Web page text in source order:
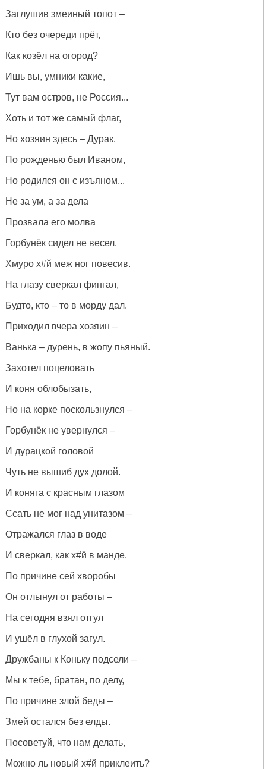
Заглушив змеиный топот –
Кто без очереди прёт,
Как козёл на огород?
Ишь вы, умники какие,
Тут вам остров, не Россия...
Хоть и тот же самый флаг,
Но хозяин здесь – Дурак.
По рожденью был Иваном,
Но родился он с изъяном...
Не за ум, а за дела
Прозвала его молва
Горбунёк сидел не весел,
Хмуро х#й меж ног повесив.
На глазу сверкал фингал,
Будто, кто – то в морду дал.
Приходил вчера хозяин –
Ванька – дурень, в жопу пьяный.
Захотел поцеловать
И коня облобызать,
Но на корке поскользнулся –
Горбунёк не увернулся –
И дурацкой головой
Чуть не вышиб дух долой.
И коняга с красным глазом
Ссать не мог над унитазом –
Отражался глаз в воде
И сверкал, как х#й в манде.
По причине сей хворобы
Он отлынул от работы –
На сегодня взял отгул
И ушёл в глухой загул.
Дружбаны к Коньку подсели –
Мы к тебе, братан, по делу,
По причине злой беды –
Змей остался без елды.
Посоветуй, что нам делать,
Можно ль новый х#й приклеить?